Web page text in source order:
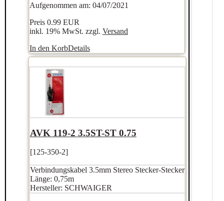
Aufgenommen am: 04/07/2021
Preis 0.99 EUR
inkl. 19% MwSt. zzgl. Versand
In den KorbDetails
AVK 119-2 3.5ST-ST 0.75
[125-350-2]
Verbindungskabel 3.5mm Stereo Stecker-Stecker
Länge: 0,75m
Hersteller: SCHWAIGER